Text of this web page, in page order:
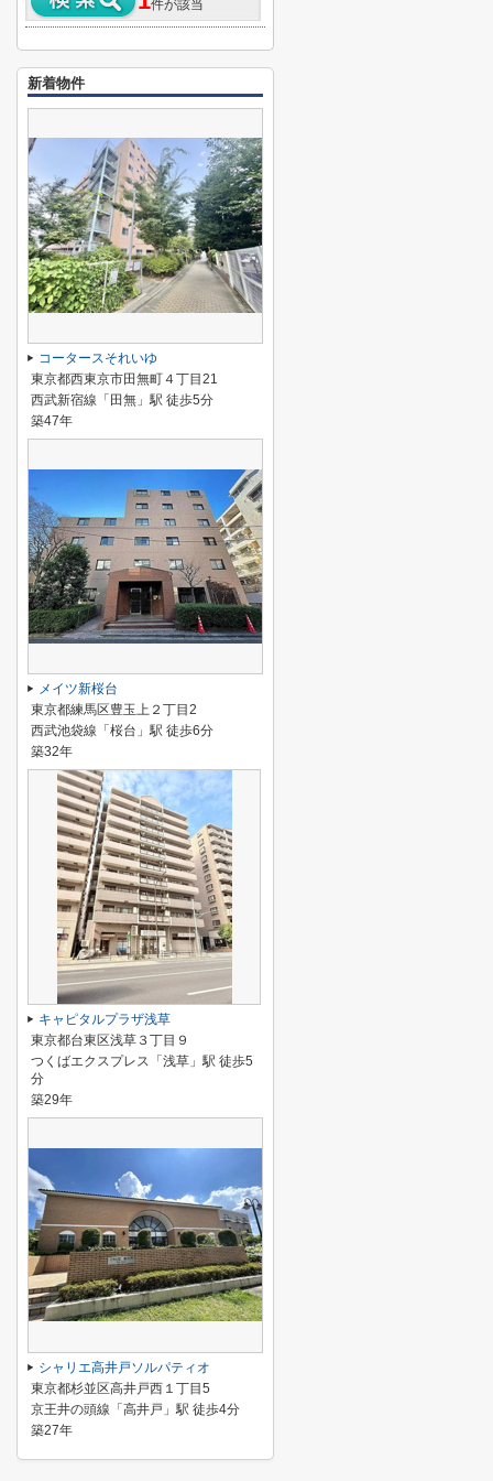
件が該当
新着物件
コータースそれいゆ
東京都西東京市田無町４丁目21
西武新宿線「田無」駅 徒歩5分
築47年
メイツ新桜台
東京都練馬区豊玉上２丁目2
西武池袋線「桜台」駅 徒歩6分
築32年
キャピタルプラザ浅草
東京都台東区浅草３丁目９
つくばエクスプレス「浅草」駅 徒歩5
分
築29年
シャリエ高井戸ソルパティオ
東京都杉並区高井戸西１丁目5
京王井の頭線「高井戸」駅 徒歩4分
築27年